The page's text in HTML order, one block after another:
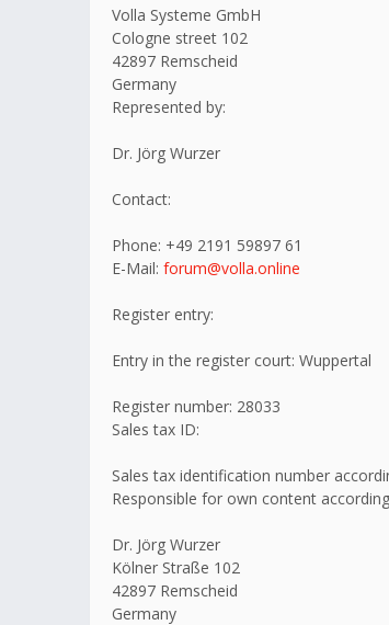
Volla Systeme GmbH
Cologne street 102
42897 Remscheid
Germany
Represented by:
Dr. Jörg Wurzer
Contact:
Phone: +49 2191 59897 61
E-Mail: forum@volla.online
Register entry:
Entry in the register court: Wuppertal
Register number: 28033
Sales tax ID:
Sales tax identification number
Responsible for own content
Dr. Jörg Wurzer
Kölner Straße 102
42897 Remscheid
Germany